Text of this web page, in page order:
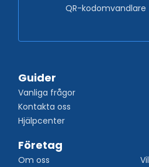
QR-kodomvandlare
Guider
Vanliga frågor
Kontakta oss
Hjälpcenter
Företag
Om oss